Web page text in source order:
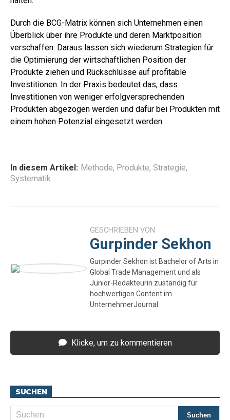
Durch die BCG-Matrix können sich Unternehmen einen
Überblick über ihre Produkte und deren Marktposition
verschaffen. Daraus lassen sich wiederum Strategien für
die Optimierung der wirtschaftlichen Position der
Produkte ziehen und Rückschlüsse auf profitable
Investitionen. In der Praxis bedeutet das, dass
Investitionen von weniger erfolgversprechenden
Produkten abgezogen werden und dafür bei Produkten mit
einem hohen Potenzial eingesetzt werden.
In diesem Artikel: Methode, Produkte, Strategie,
Systematik
GESCHRIEBEN VON
Gurpinder Sekhon
Gurpinder Sekhon ist Bachelor of Arts in
Global Trade Management und als
Junior-Redakteurin zuständig für
hochwertigen Content im
UnternehmerJournal.
Klicke, um zu kommentieren
SUCHEN